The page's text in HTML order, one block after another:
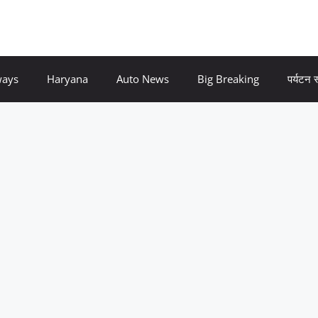
Haryana Auto News Big Breaking